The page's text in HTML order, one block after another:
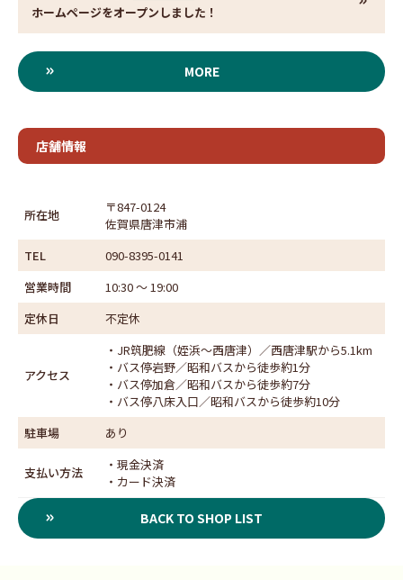
ホームページをオープンしました！
MORE
店舗情報
所在地
〒847-0124
佐賀県唐津市浦
TEL
090-8395-0141
営業時間
10:30 ～ 19:00
定休日
不定休
アクセス
・JR筑肥線（姪浜～西唐津）／西唐津駅から5.1km
・バス停岩野／昭和バスから徒歩約1分
・バス停加倉／昭和バスから徒歩約7分
・バス停八床入口／昭和バスから徒歩約10分
駐車場
あり
支払い方法
・現金決済
・カード決済
BACK TO SHOP LIST